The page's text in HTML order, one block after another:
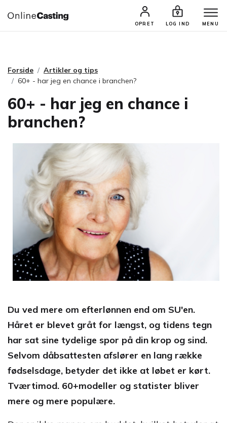
OPRET LOG IND MENU
CASTINGS & JOBS SØG PROFIL
Forside
Artikler og tips
60+ - har jeg en chance i branchen?
60+ - har jeg en chance i
branchen?
Du ved mere om efterlønnen end om SU'en.
Håret er blevet gråt for længst, og tidens tegn
har sat sine tydelige spor på din krop og sind.
Selvom dåbsattesten afslører en lang række
fødselsdage, betyder det ikke at løbet er kørt.
Tværtimod. 60+modeller og statister bliver
mere og mere populære.